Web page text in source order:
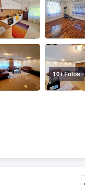
10+ Fotos